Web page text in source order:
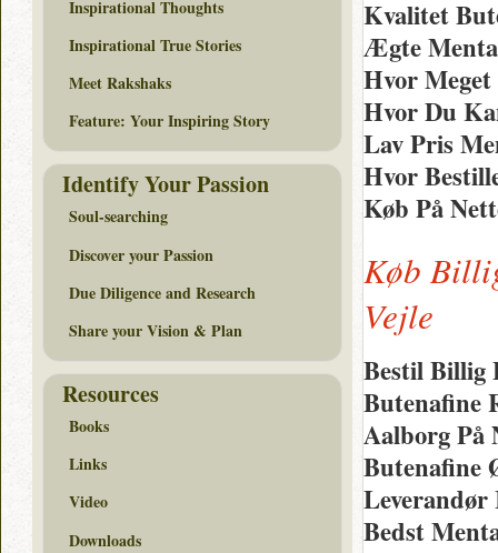
Kvalitet
Ægte
Hvor
Hvor Du
Lav Pris
Hvor
Køb På
Køb
Vejle
Bestil Billig
Butenafine
Aalborg På
Butenafine
Bedst
Inspirational Thoughts
Inspirational True Stories
Meet Rakshaks
Feature: Your Inspiring Story
Identify Your Passion
Soul-searching
Discover your Passion
Due Diligence and Research
Share your Vision & Plan
Resources
Books
Links
Video
Downloads